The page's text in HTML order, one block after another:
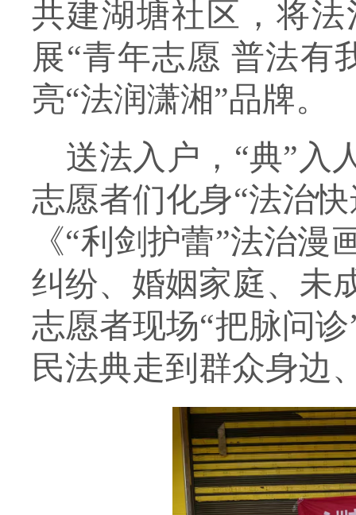
共建湖塘社区，将
展“青年志愿 普法有
亮“法润潇湘”品牌。
送法入户， “典”入
志愿者们化身“法治
《“利剑护蕾”法治
纠纷、婚姻家庭、未
志愿者现场“把脉问
民法典走到群众身边